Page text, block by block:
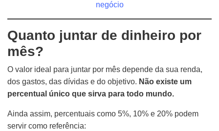
negócio
Quanto juntar de dinheiro por
mês?
O valor ideal para juntar por mês depende da sua renda,
dos gastos, das dívidas e do objetivo. Não existe um
percentual único que sirva para todo mundo.
Ainda assim, percentuais como 5%, 10% e 20% podem
servir como referência: